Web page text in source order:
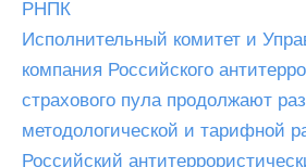
РНПК
Исполнительный комитет и
компания Российского
страхового пула продолжают
методологической и тарифной
Российский